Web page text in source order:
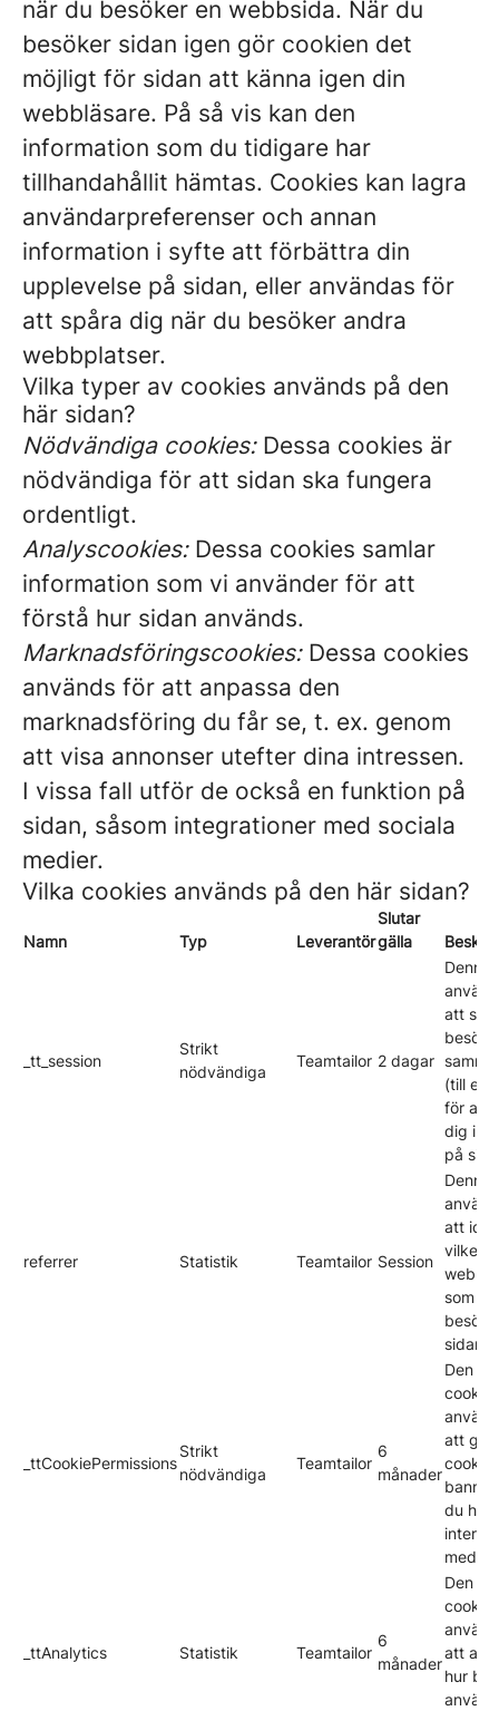
när du besöker en webbsida. När du
besöker sidan igen gör cookien det
möjligt för sidan att känna igen din
webbläsare. På så vis kan den
information som du tidigare har
tillhandahållit hämtas. Cookies kan lagra
användarpreferenser och annan
information i syfte att förbättra din
upplevelse på sidan, eller användas för
att spåra dig när du besöker andra
webbplatser.
Vilka typer av cookies används på den
här sidan?
Nödvändiga cookies:Dessa cookies är
nödvändiga för att sidan ska fungera
ordentligt.
Analyscookies:Dessa cookies samlar
information som vi använder för att
förstå hur sidan används.
Marknadsföringscookies:Dessa cookies
används för att anpassa den
marknadsföring du får se, t. ex. genom
att visa annonser utefter dina intressen.
I vissa fall utför de också en funktion på
sidan, såsom integrationer med sociala
medier.
Vilka cookies används på den här sidan?
Namn Typ Leverantör
Slutar
gälla
_tt_session
Strikt
nödvändiga
Teamtailor 2 dagar
Denna
att
(till
för att
dig
på
referrer Statistik Teamtailor Session
Denna
att
vilken
som
sidan.
_ttCookiePermissions
Strikt
nödvändiga
Teamtailor
6
månader
Den
att
cookie-
du har
med
_ttAnalytics Statistik Teamtailor
6
månader
Den
att
hur